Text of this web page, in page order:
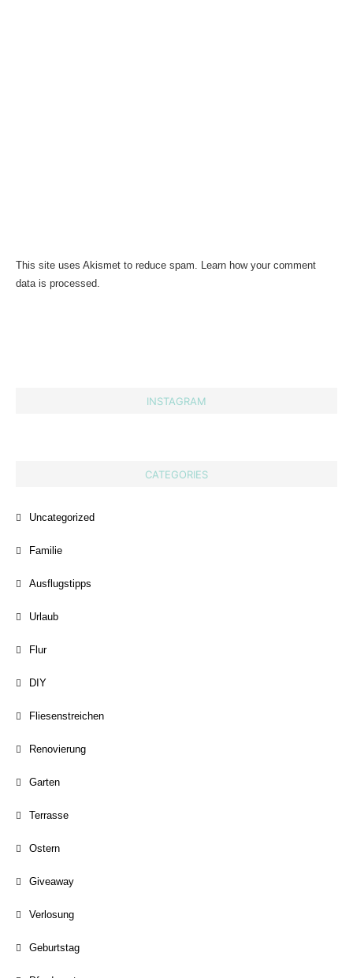
This site uses Akismet to reduce spam. Learn how your comment
data is processed.
INSTAGRAM
CATEGORIES
Uncategorized
Familie
Ausflugstipps
Urlaub
Flur
DIY
Fliesenstreichen
Renovierung
Garten
Terrasse
Ostern
Giveaway
Verlosung
Geburtstag